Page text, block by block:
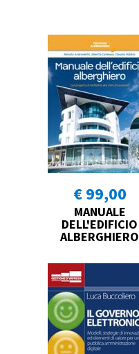
€ 99,00
MANUALE
DELL'EDIFICIO
ALBERGHIERO